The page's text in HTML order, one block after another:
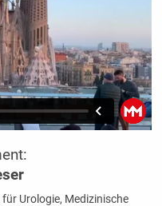
Urologie, Medizinische